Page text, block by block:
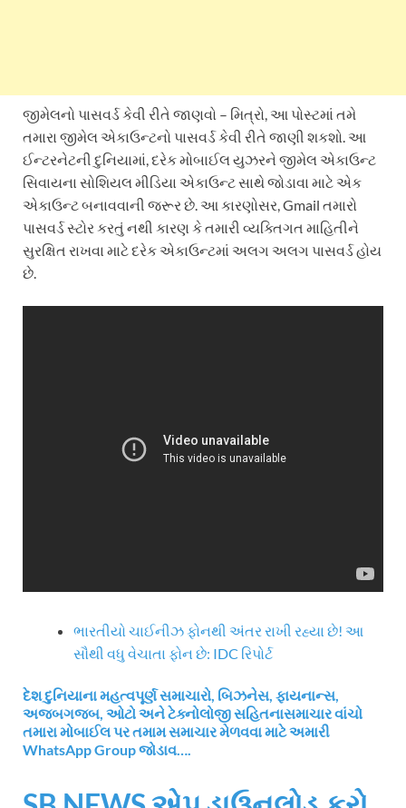
જીમેલનો પાસવર્ડ કેવી રીતે જાણવો – મિત્રો, આ પોસ્ટમાં તમે
તમારા જીમેલ એકાઉન્ટનો પાસવર્ડ કેવી રીતે જાણી શકશો. આ
ઈન્ટરનેટની દુનિયામાં, દરેક મોબાઈલ યુઝરને જીમેલ એકાઉન્ટ
સિવાયના સોશિયલ મીડિયા એકાઉન્ટ સાથે જોડાવા માટે એક
એકાઉન્ટ બનાવવાની જરૂર છે. આ કારણોસર, Gmail તમારો
પાસવર્ડ સ્ટોર કરતું નથી કારણ કે તમારી વ્યક્તિગત માહિતીને
સુરક્ષિત રાખવા માટે દરેક એકાઉન્ટમાં અલગ અલગ પાસવર્ડ હોય
છે.
ભારતીયો ચાઈનીઝ ફોનથી અંતર રાખી રહ્યા છે! આ
સૌથી વધુ વેચાતા ફોન છે: IDC રિપોર્ટ
દેશ દુનિયાના મહત્વપૂર્ણ સમાચારો, બિઝનેસ, ફાયનાન્સ,
અજબગજબ, ઓટો અને ટેક્નોલોજી સહિતનાસમાચાર વાંચો
તમારા મોબાઈલ પર તમામ સમાચાર મેળવવા માટે અમારી
WhatsApp Group જોડાવ….